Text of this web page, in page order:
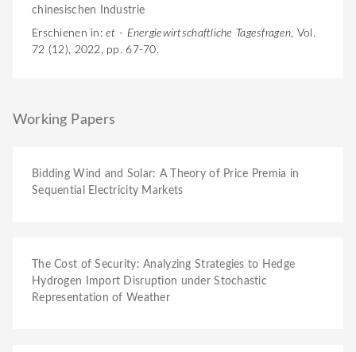
chinesischen Industrie
Erschienen in:et - Energiewirtschaftliche Tagesfragen, Vol.
72 (12), 2022, pp. 67-70.
Working Papers
Bidding Wind and Solar: A Theory of Price Premia in
Sequential Electricity Markets
The Cost of Security: Analyzing Strategies to Hedge
Hydrogen Import Disruption under Stochastic
Representation of Weather